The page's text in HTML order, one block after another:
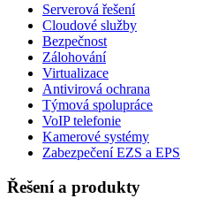
Serverová řešení
Cloudové služby
Bezpečnost
Zálohování
Virtualizace
Antivirová ochrana
Týmová spolupráce
VoIP telefonie
Kamerové systémy
Zabezpečení EZS a EPS
Řešení a produkty